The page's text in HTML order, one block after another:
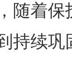
随着
持续